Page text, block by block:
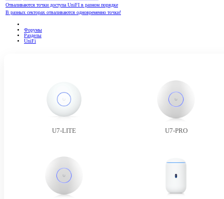
Отваливаются точки доступа UniFI в разном порядке
В разных секторах отваливаются одновременно точки!
Форумы
Разделы
UniFi
U7-LITE U7-PRO